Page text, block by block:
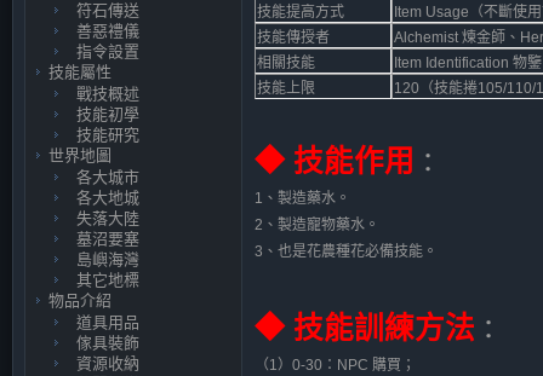
符石傳送
善惡禮儀
指令設置
技能屬性
戰技概述
技能初學
技能研究
世界地圖
各大城市
各大地城
失落大陸
墓沼要塞
島嶼海灣
其它地標
物品介紹
道具用品
傢具裝飾
資源收納
技能提高方式
Item Usage（不斷使
技能傳授者
Alchemist 煉金師、
相關技能
Item Identification 物鑒
技能上限
120（技能捲105/110/
◆ 技能作用 ：
1、製造藥水。
2、製造寵物藥水。
3、也是花農種花必備技能。
◆ 技能訓練方法 ：
（1）0-30：NPC 購買；